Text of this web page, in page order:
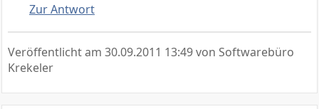
Zur Antwort
Veröffentlicht am 30.09.2011 13:49von Softwarebüro
Krekeler